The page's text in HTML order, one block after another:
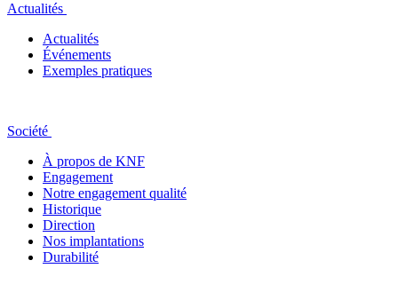
Actualités
Actualités
Événements
Exemples pratiques
Société
À propos de KNF
Engagement
Notre engagement qualité
Historique
Direction
Nos implantations
Durabilité